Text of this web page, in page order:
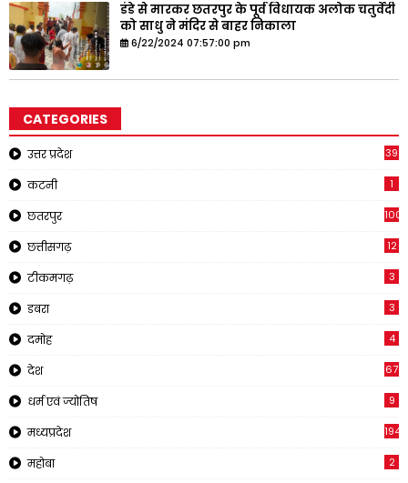
डंडे से मारकर छतरपुर के पूर्व विधायक अलोक चतुर्वेदी
को साधु ने मंदिर से बाहर निकाला
6/22/2024 07:57:00 pm
CATEGORIES
उत्तर प्रदेश 39
कटनी 1
छतरपुर 1001
छत्तीसगढ़ 12
टीकमगढ़ 3
डबरा 3
दमोह 4
देश 67
धर्म एवं ज्योतिष 9
मध्यप्रदेश 194
महोबा 2